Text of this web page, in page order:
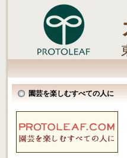
園芸を楽しむすべての人に